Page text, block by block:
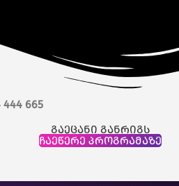
665
გაეცანი განრიგს
ჩაეწერე პროგრამაზე